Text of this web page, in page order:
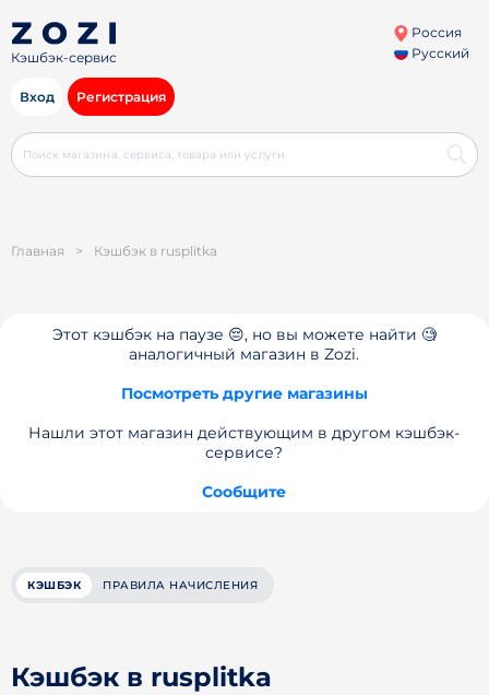
Кэшбэк-сервис
Россия
Русский
Вход Регистрация
Главная > Кэшбэк в rusplitka
Этот кэшбэк на паузе 😔, но вы можете найти 🧐
аналогичный магазин в Zozi.
Посмотреть другие магазины
Нашли этот магазин действующим в другом кэшбэк-
сервисе?
Сообщите
КЭШБЭК ПРАВИЛА НАЧИСЛЕНИЯ
Кэшбэк в rusplitka